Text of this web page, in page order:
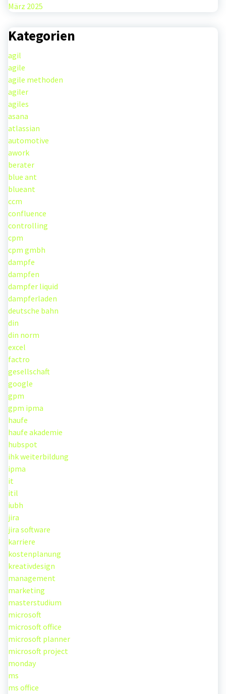
März 2025
Kategorien
agil
agile
agile methoden
agiler
agiles
asana
atlassian
automotive
awork
berater
blue ant
blueant
ccm
confluence
controlling
cpm
cpm gmbh
dampfe
dampfen
dampfer liquid
dampferladen
deutsche bahn
din
din norm
excel
factro
gesellschaft
google
gpm
gpm ipma
haufe
haufe akademie
hubspot
ihk weiterbildung
ipma
it
itil
iubh
jira
jira software
karriere
kostenplanung
kreativdesign
management
marketing
masterstudium
microsoft
microsoft office
microsoft planner
microsoft project
monday
ms
ms office